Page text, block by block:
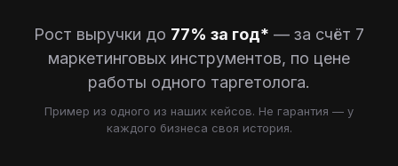
Рост выручки до 77% за год* — за счёт 7
маркетинговых инструментов, по цене
работы одного таргетолога.
Пример из одного из наших кейсов. Не гарантия — у
каждого бизнеса своя история.